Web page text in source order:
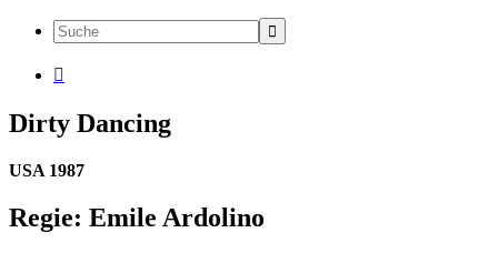

Dirty Dancing
USA 1987
Regie: Emile Ardolino